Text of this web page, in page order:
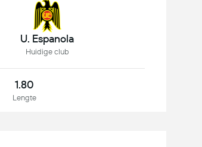
U. Espanola
Huidige club
1.80
Lengte